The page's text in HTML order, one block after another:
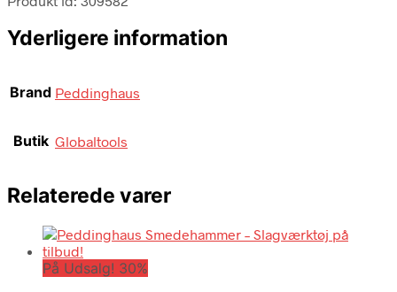
Yderligere information
Brand Peddinghaus
Butik Globaltools
Relaterede varer
På Udsalg! 30%